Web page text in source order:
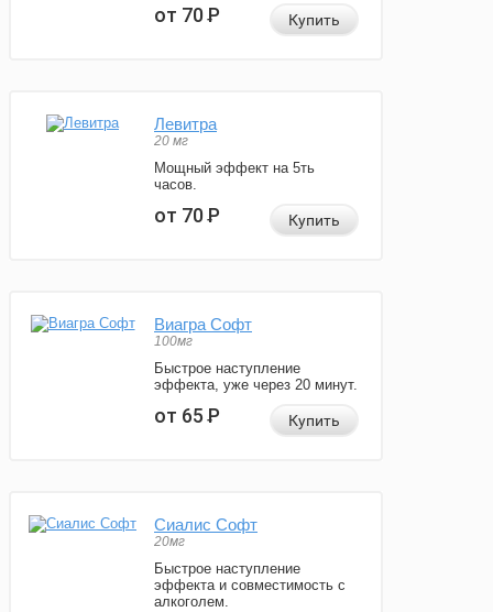
от 70Р Купить
Левитра
20 мг
Мощный эффект на 5ть
часов.
от 70Р Купить
Виагра Софт
100мг
Быстрое наступление
эффекта, уже через 20 минут.
от 65Р Купить
Сиалис Софт
20мг
Быстрое наступление
эффекта и совместимость с
алкоголем.